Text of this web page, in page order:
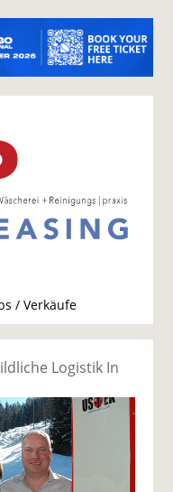
/ Verkäufe
u
c
Logistik In